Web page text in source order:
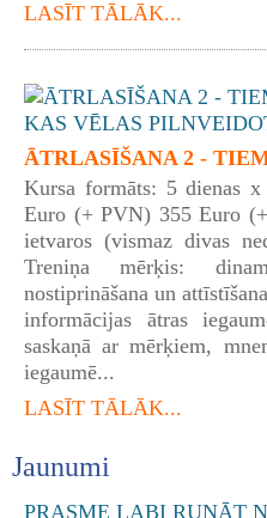
LASĪT TĀLĀK...
ĀTRLASĪŠANA 2 -
Kursa formāts: 5 dienas
Euro (+ PVN) 355 Euro
ietvaros (vismaz divas
Treniņa mērķis:
nostiprināšana un
informācijas ātras
saskaņā ar mērķiem,
iegaumē...
LASĪT TĀLĀK...
Jaunumi